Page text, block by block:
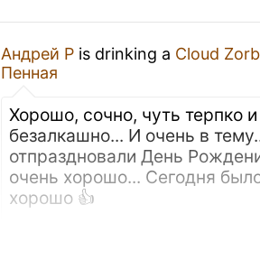
Андрей Р is drinking a Cloud Zorb
Пенная
Хорошо, сочно, чуть терпко
безалкашно... И очень в
отпраздновали День
очень хорошо... Сегодня
хорошо 👍